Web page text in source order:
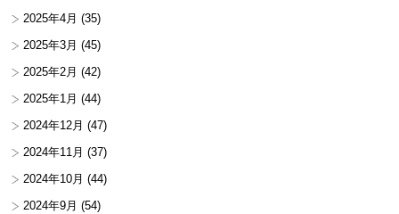
2025年4月 (35)
2025年3月 (45)
2025年2月 (42)
2025年1月 (44)
2024年12月 (47)
2024年11月 (37)
2024年10月 (44)
2024年9月 (54)